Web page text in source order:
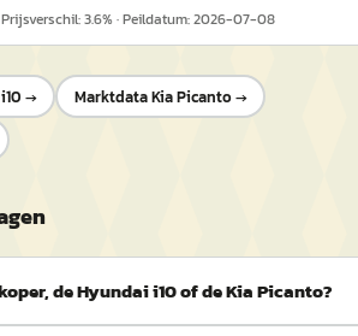
Prijsverschil:3.6% · Peildatum:2026-07-08
→ MarktdataKia Picanto→
de Hyundai i10 of de Kia Picanto?